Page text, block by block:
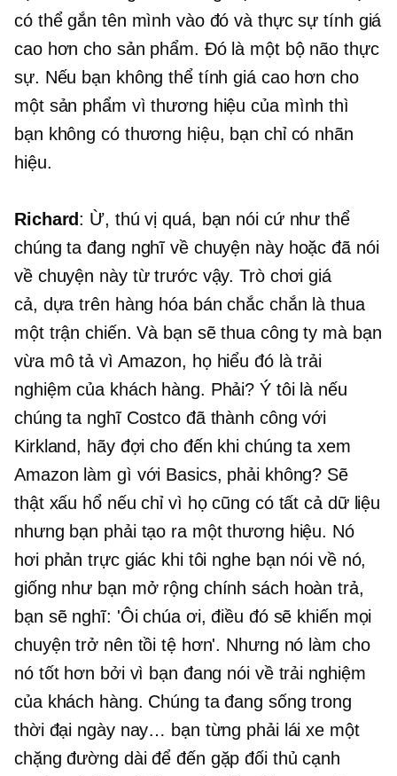
có thể gắn tên mình vào đó và thực sự tính giá
cao hơn cho sản phẩm. Đó là một bộ não thực
sự. Nếu bạn không thể tính giá cao hơn cho
một sản phẩm vì thương hiệu của mình thì
bạn không có thương hiệu, bạn chỉ có nhãn
hiệu.
Richard: Ừ, thú vị quá, bạn nói cứ như thể
chúng ta đang nghĩ về chuyện này hoặc đã nói
về chuyện này từ trước vậy. Trò chơi giá
cả, dựa trên hàng hóabán chắc chắn là thua
một trận chiến. Và bạn sẽ thua công ty mà bạn
vừa mô tả vì Amazon, họ hiểu đó là trải
nghiệm của khách hàng. Phải? Ý tôi là nếu
chúng ta nghĩ Costco đã thành công với
Kirkland, hãy đợi cho đến khi chúng ta xem
Amazon làm gì với Basics, phải không? Sẽ
thật xấu hổ nếu chỉ vì họ cũng có tất cả dữ liệu
nhưng bạn phải tạo ra một thương hiệu. Nó
hơi phản trực giác khi tôi nghe bạn nói về nó,
giống như bạn mở rộng chính sách hoàn trả,
bạn sẽ nghĩ: 'Ôi chúa ơi, điều đó sẽ khiến mọi
chuyện trở nên tồi tệ hơn'. Nhưng nó làm cho
nó tốt hơn bởi vì bạn đang nói về trải nghiệm
của khách hàng. Chúng ta đang sống trong
thời đại ngày nay… bạn từng phải lái xe một
chặng đường dài để đến gặp đối thủ cạnh